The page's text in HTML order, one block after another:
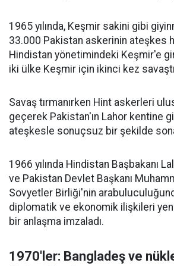
1965 yılında, Keşmir sakini gibi
33.000 Pakistan askerinin ateşkes
Hindistan yönetimindeki Keşmir'e
iki ülke Keşmir için ikinci kez
Savaş tırmanırken Hint askerleri
geçerek Pakistan'ın Lahor kentine
ateşkesle sonuçsuz bir şekilde
1966 yılında Hindistan Başbakanı
ve Pakistan Devlet Başkanı
Sovyetler Birliği'nin
diplomatik ve ekonomik ilişkileri
bir anlaşma imzaladı.
1970'ler: Bangladeş ve